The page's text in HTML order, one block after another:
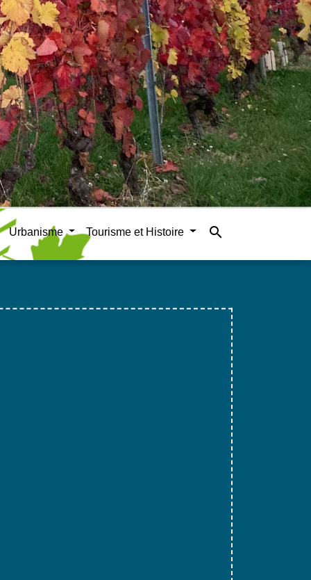
Urbanisme Tourisme et Histoire search